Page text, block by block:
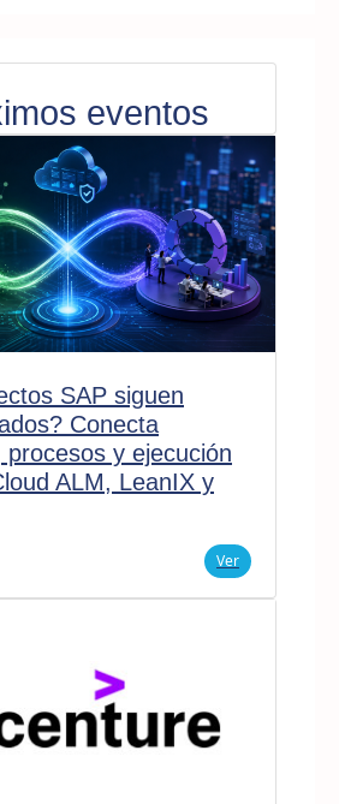
eventos
SAP siguen
Conecta
y ejecución
ALM, LeanIX y
Ver